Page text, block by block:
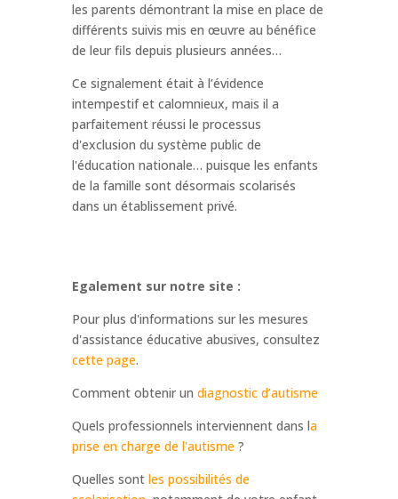
les parents démontrant la mise en place de
différents suivis mis en œuvre au bénéfice
de leur fils depuis plusieurs années…
Ce signalement était à l’évidence
intempestif et calomnieux, mais il a
parfaitement réussi le processus
d'exclusion du système public de
l'éducation nationale… puisque les enfants
de la famille sont désormais scolarisés
dans un établissement privé.
Egalement sur notre site :
Pour plus d'informations sur les mesures
d'assistance éducative abusives, consultez
cette page.
Comment obtenir un diagnostic d’autisme
Quels professionnels interviennent dans la
prise en charge de l'autisme?
Quelles sontles possibilités de